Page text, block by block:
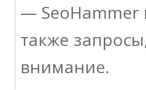
— SeoHammer
также
внимание.